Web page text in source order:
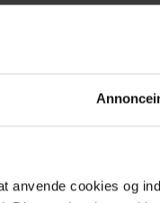
anvende cookies og
rundt. I
Assad i